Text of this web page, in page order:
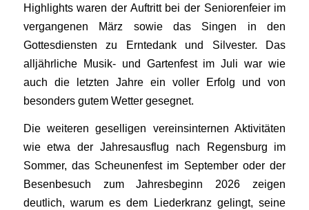
Highlights waren der Auftritt bei der Seniorenfeier im
vergangenen März sowie das Singen in den
Gottesdiensten zu Erntedank und Silvester. Das
alljährliche Musik- und Gartenfest im Juli war wie
auch die letzten Jahre ein voller Erfolg und von
besonders gutem Wetter gesegnet.
Die weiteren geselligen vereinsinternen Aktivitäten
wie etwa der Jahresausflug nach Regensburg im
Sommer, das Scheunenfest im September oder der
Besenbesuch zum Jahresbeginn 2026 zeigen
deutlich, warum es dem Liederkranz gelingt, seine